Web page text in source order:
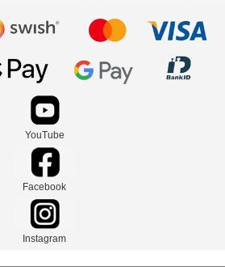
YouTube
Facebook
Instagram